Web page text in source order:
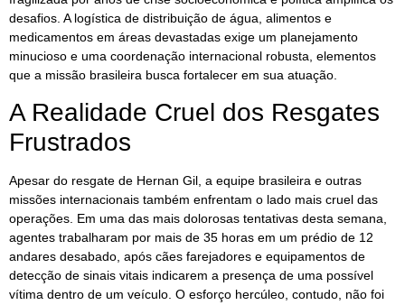
desafios. A logística de distribuição de água, alimentos e
medicamentos em áreas devastadas exige um planejamento
minucioso e uma coordenação internacional robusta, elementos
que a missão brasileira busca fortalecer em sua atuação.
A Realidade Cruel dos Resgates
Frustrados
Apesar do resgate de Hernan Gil, a equipe brasileira e outras
missões internacionais também enfrentam o lado mais cruel das
operações. Em uma das mais dolorosas tentativas desta semana,
agentes trabalharam por mais de 35 horas em um prédio de 12
andares desabado, após cães farejadores e equipamentos de
detecção de sinais vitais indicarem a presença de uma possível
vítima dentro de um veículo. O esforço hercúleo, contudo, não foi